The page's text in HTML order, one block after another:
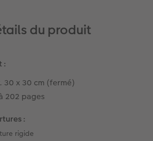
du produit
:
30 x 30 cm (fermé)
202 pages
:
rigide